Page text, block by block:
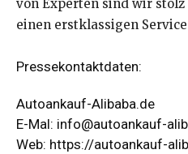
von Experten sind wir
einen erstklassigen
Pressekontaktdaten:
Autoankauf-Alibaba.de
E-Mal: info@autoankauf-
Web: https://autoankauf-